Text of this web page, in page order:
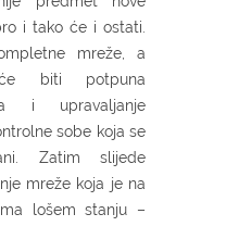
i tako će i ostati.
mreže, a
biti potpuna
i upravaljanje
sobe koja se
Zatim slijede
mreže koja je na
lošem stanju –